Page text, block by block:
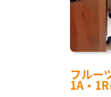
フルー
1A・